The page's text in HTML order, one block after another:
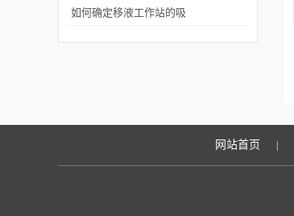
及效果
如何确定移液工作站的吸
网站首页